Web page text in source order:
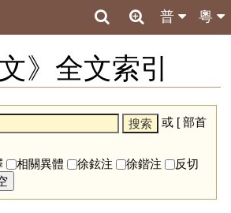
粵
普
文》全文索引
或 [ 部首
相關異體 徐鉉注 徐鍇注
反切